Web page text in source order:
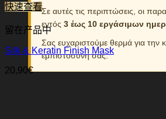
Σε αυτές τις περιπτώσεις, οι
εντός 3 έως 10 εργάσιμων
Σας ευχαριστούμε θερμά για την
εμπιστοσύνη σας.
快速查看
留在产品中
Silk & Keratin Finish Mask
20,90€